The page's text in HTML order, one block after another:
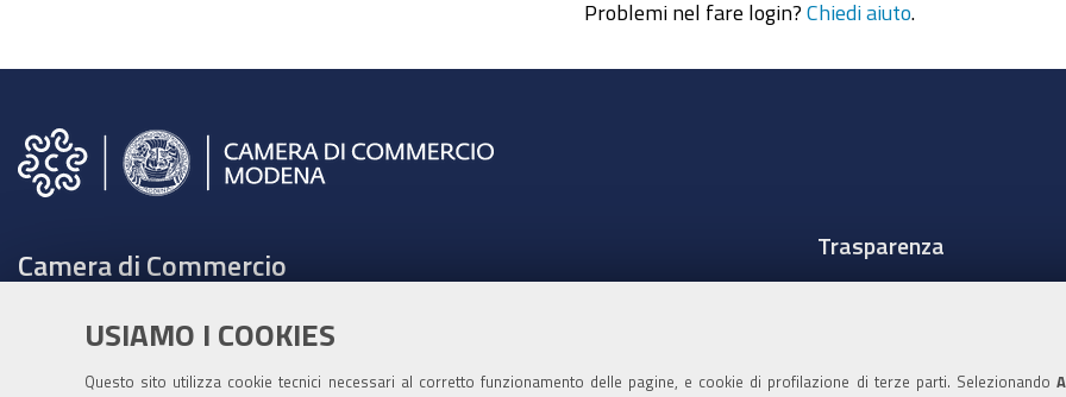
USIAMO I COOKIES
Questo sito utilizza cookie tecnici necessari al corretto funzionamento delle pagine, e cookie di profilazione di terze parti. Selezionando
Problemi nel fare login? Chiedi aiuto
Camera di Commercio
Tel. 059208111 -URP
Contabilità speciale Banca d'Italia:
Trasparenza
Pubblicità Legale